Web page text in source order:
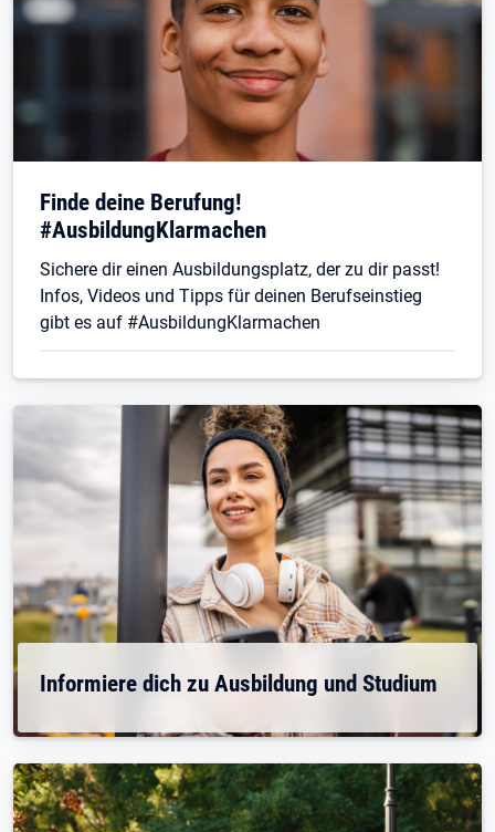
Finde deine Berufung!
#AusbildungKlarmachen
Sichere dir einen Ausbildungsplatz, der zu dir passt!
Infos, Videos und Tipps für deinen Berufseinstieg
gibt es auf #AusbildungKlarmachen
Informiere dich zu Ausbildung und Studium